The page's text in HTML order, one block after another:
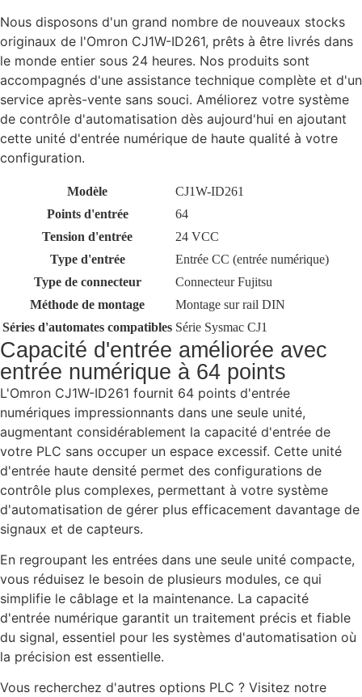
Nous disposons d'un grand nombre de nouveaux stocks
originaux de l'Omron CJ1W-ID261, prêts à être livrés dans
le monde entier sous 24 heures. Nos produits sont
accompagnés d'une assistance technique complète et d'un
service après-vente sans souci. Améliorez votre système
de contrôle d'automatisation dès aujourd'hui en ajoutant
cette unité d'entrée numérique de haute qualité à votre
configuration.
Modèle
CJ1W-ID261
Points d'entrée
64
Tension d'entrée
24 VCC
Type d'entrée
Entrée CC (entrée numérique)
Type de connecteur
Connecteur Fujitsu
Méthode de montage
Montage sur rail DIN
Séries d'automates compatibles Série Sysmac CJ1
Capacité d'entrée améliorée avec
entrée numérique à 64 points
L'Omron CJ1W-ID261 fournit 64 points d'entrée
numériques impressionnants dans une seule unité,
augmentant considérablement la capacité d'entrée de
votre PLC sans occuper un espace excessif. Cette unité
d'entrée haute densité permet des configurations de
contrôle plus complexes, permettant à votre système
d'automatisation de gérer plus efficacement davantage de
signaux et de capteurs.
En regroupant les entrées dans une seule unité compacte,
vous réduisez le besoin de plusieurs modules, ce qui
simplifie le câblage et la maintenance. La capacité
d'entrée numérique garantit un traitement précis et fiable
du signal, essentiel pour les systèmes d'automatisation où
la précision est essentielle.
Vous recherchez d'autres options PLC ? Visitez notre